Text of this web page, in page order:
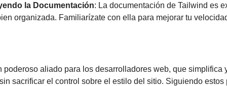
la Documentación: La documentación de Tailwind es
organizada. Familiarízate con ella para mejorar tu
poderoso aliado para los desarrolladores web, que simplifica
sacrificar el control sobre el estilo del sitio. Siguiendo estos